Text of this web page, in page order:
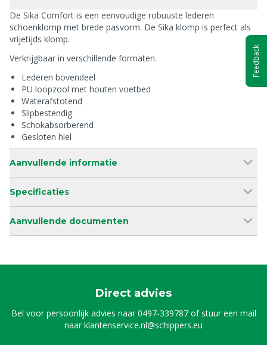
De Sika Comfort is een eenvoudige robuuste lederen
schoenklomp met brede pasvorm. De Sika klomp is perfect als
vrijetijds klomp.
Verkrijgbaar in verschillende formaten.
Lederen bovendeel
PU loopzool met houten voetbed
Waterafstotend
Slipbestendig
Schokabsorberend
Gesloten hiel
Aanvullende informatie
Specificaties
Aanvullende documenten
Direct advies
Bel voor persoonlijk advies naar0497-339787of stuur een mail
naarklantenservice.nl@schippers.eu
Feedback